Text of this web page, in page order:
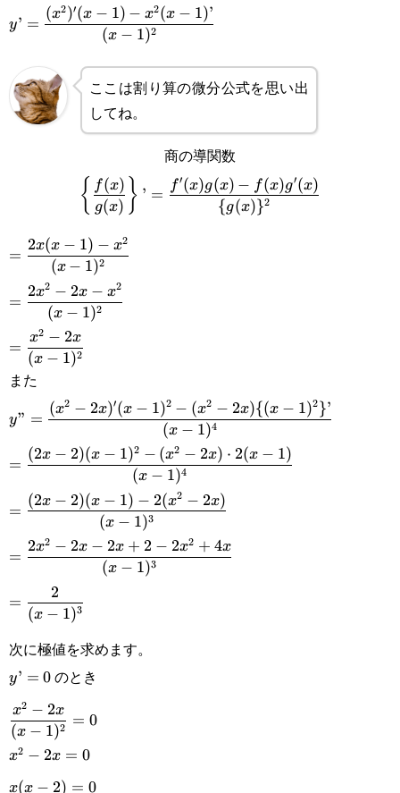
\displaystyle
y’=\frac{(x^2)'(x-
1)-x^2(x-1)’}{(x-
1)^2}
y’ =
(x − 1)2
(x2)′(x − 1) − x2(x − 1)’
ここは割り算の微分公式を思い出
してね。
商の導関数
\displaystyle \left\{\frac{f(x)}
{g(x)}\right\}’=\frac{f'(x)g(x)-
f(x)g'(x)}{\{g(x)\}^2}
{ g(x)
f(x) } ’ =
{g(x)}2
f′(x)g(x) − f(x)g′(x)
\displaystyle
=\frac{2x(x-
1)-x^2}{(x-
1)^2}
=
(x − 1)2
2x(x − 1) − x2
\displaystyle=\frac{2x^2-
2x-x^2}{(x-1)^2}
=
(x − 1)2
2x2 − 2x − x2
\displaystyle=\frac{x^2-
2x}{(x-1)^2}
=
(x − 1)2
x2 − 2x
また
\displaystyle
2x)'(x-1)^2-
(x^2-2x)\{(x-
1)^4}
y” =
(x − 1)4
(x2 − 2x)′(x − 1)2 − (x2 − 2x){(x − 1)2}’
\displaystyle
2)(x-1)^2-
(x^2-
1)}{(x-1)^4}
=
(x − 1)4
(2x − 2)(x − 1)2 − (x2 − 2x) ⋅ 2(x − 1)
\displaystyle=\frac{(2x-
2)(x-1)-2(x^2-2x)}{(x-
1)^3}
=
(x − 1)3
(2x − 2)(x − 1) − 2(x2 − 2x)
\displaystyle=\frac{2x^2-
2x-2x+2-2x^2+4x}{(x-
1)^3}
=
(x − 1)3
2x2 − 2x − 2x + 2 − 2x2 + 4x
\displaystyle=\frac{2}
{(x-1)^3}
=
(x − 1)3
2
次に極値を求めます。
y’=0
y’ = 0のとき
\displaystyle
\frac{x^2-
(x − 1)2
x2 − 2x
= 0
x^2-
2x=0
x2 − 2x = 0
x(x-
x(x − 2) = 0